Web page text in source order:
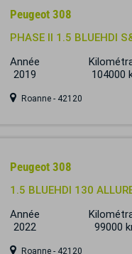
Peugeot 308
PHASE II 1.5 BLUEHDI
Année
2019
104000
Roanne - 42120
Peugeot 308
1.5 BLUEHDI 130
Année
2022
99000
Roanne - 42120